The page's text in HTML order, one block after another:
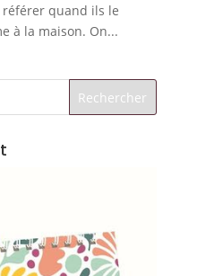
référer quand ils le
à la maison. On...